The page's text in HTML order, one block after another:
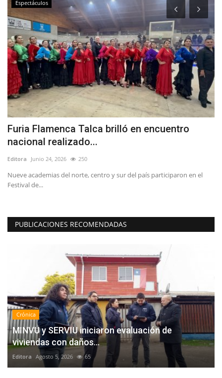
Espectáculos
Furia Flamenca Talca brilló en encuentro
nacional realizado...
Editora Junio 24, 2026 250
Nueve academias del norte, centro y sur del país participaron en el
Festival de...
PUBLICACIONES RECOMENDADAS
Crónica
MINVU y SERVIU iniciaron evaluación de
viviendas con daños...
Editora Agosto 5, 2026 65